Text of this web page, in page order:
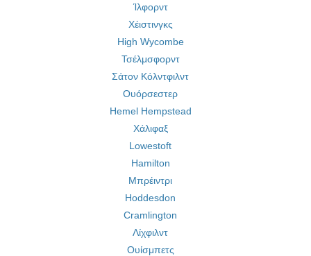
Ίλφορντ
Χέιστινγκς
High Wycombe
Τσέλμσφορντ
Σάτον Κόλντφιλντ
Ουόρσεστερ
Hemel Hempstead
Χάλιφαξ
Lowestoft
Hamilton
Μπρέιντρι
Hoddesdon
Cramlington
Λίχφιλντ
Ουίσμπετς